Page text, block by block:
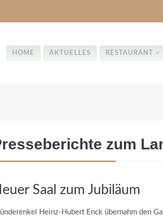
HOME AKTUELLES RESTAURANT
zum
Saal zum Jubiläum
Heinz-Hubert Enck übernahm den
Ruhetage
und
Dienstag 1.-